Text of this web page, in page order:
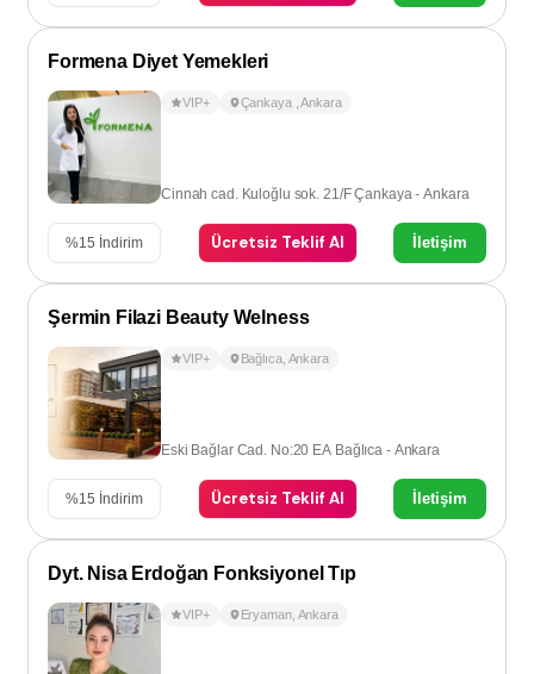
Formena Diyet Yemekleri
VIP+ Çankaya ,Ankara
Cinnah cad. Kuloğlu sok. 21/F Çankaya - Ankara
%15 İndirim Ücretsiz Teklif Al İletişim
Şermin Filazi Beauty Welness
VIP+ Bağlıca, Ankara
Eski Bağlar Cad. No:20 EA Bağlıca - Ankara
%15 İndirim Ücretsiz Teklif Al İletişim
Dyt. Nisa Erdoğan Fonksiyonel Tıp
VIP+ Eryaman, Ankara